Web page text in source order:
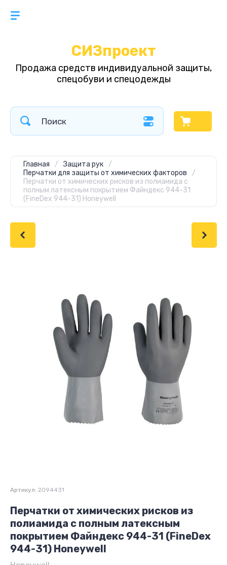
СИЗпроект
Продажа средств индивидуальной защиты,
спецобуви и спецодежды
Главная / Защита рук
/
Перчатки для защиты от химических факторов
/
Перчатки от химических рисков из полиамида с
полным латексным покрытием Файндекс 944-31
(FineDex 944-31) Honeywell
Артикул: 2094431
Перчатки от химических рисков из
полиамида с полным латексным
покрытием Файндекс 944-31 (FineDex
944-31) Honeywell